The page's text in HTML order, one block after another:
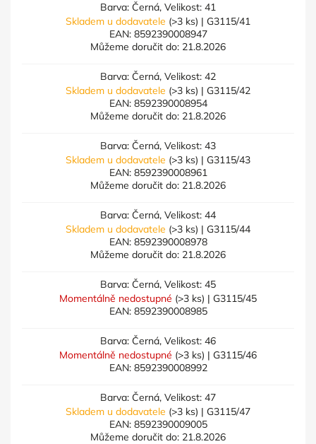
Barva: Černá, Velikost: 41
Skladem u dodavatele (>3 ks) | G3115/41
EAN: 8592390008947
Můžeme doručit do: 21.8.2026
Barva: Černá, Velikost: 42
Skladem u dodavatele (>3 ks) | G3115/42
EAN: 8592390008954
Můžeme doručit do: 21.8.2026
Barva: Černá, Velikost: 43
Skladem u dodavatele (>3 ks) | G3115/43
EAN: 8592390008961
Můžeme doručit do: 21.8.2026
Barva: Černá, Velikost: 44
Skladem u dodavatele (>3 ks) | G3115/44
EAN: 8592390008978
Můžeme doručit do: 21.8.2026
Barva: Černá, Velikost: 45
Momentálně nedostupné (>3 ks) | G3115/45
EAN: 8592390008985
Barva: Černá, Velikost: 46
Momentálně nedostupné (>3 ks) | G3115/46
EAN: 8592390008992
Barva: Černá, Velikost: 47
Skladem u dodavatele (>3 ks) | G3115/47
EAN: 8592390009005
Můžeme doručit do: 21.8.2026